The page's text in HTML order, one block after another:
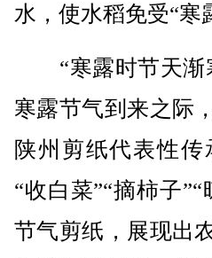
水，使水稻免受“寒
“寒露时节天渐
寒露节气到来之际
陕州剪纸代表性
“收白菜”“摘柿子
节气剪纸，展现出